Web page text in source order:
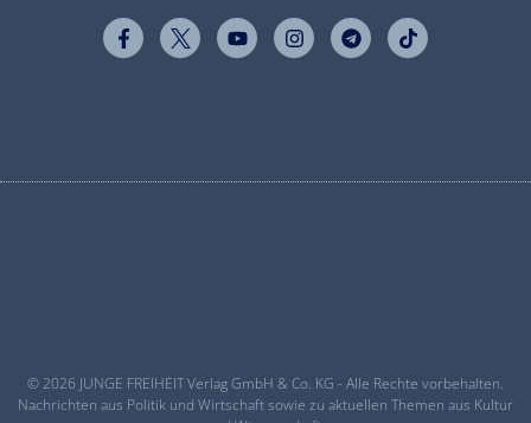
© 2026 JUNGE FREIHEIT Verlag GmbH & Co. KG - Alle Rechte vorbehalten.
Nachrichten aus Politik und Wirtschaft sowie zu aktuellen Themen aus Kultur